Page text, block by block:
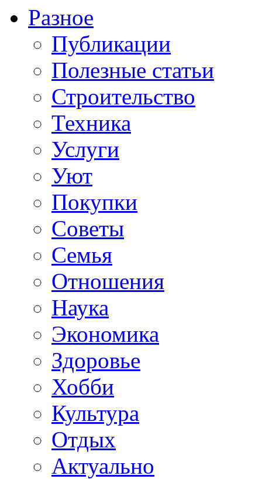
Разное
Публикации
Полезные статьи
Строительство
Техника
Услуги
Уют
Покупки
Советы
Семья
Отношения
Наука
Экономика
Здоровье
Хобби
Культура
Отдых
Актуально